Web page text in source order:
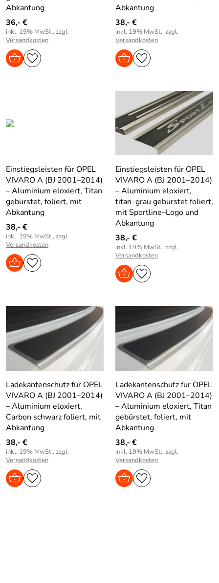
Abkantung
36,- €
inkl. 19% MwSt., zzgl.
Versandkosten
Abkantung
38,- €
inkl. 19% MwSt., zzgl.
Versandkosten
Einstiegsleisten für OPEL
VIVARO A (BJ 2001–2014)
– Aluminium eloxiert, Titan
gebürstet, foliert, mit
Abkantung
38,- €
inkl. 19% MwSt., zzgl.
Versandkosten
Einstiegsleisten für OPEL
VIVARO A (BJ 2001–2014)
– Aluminium eloxiert,
titan–grau gebürstet foliert,
mit Sportline–Logo und
Abkantung
38,- €
inkl. 19% MwSt., zzgl.
Versandkosten
Ladekantenschutz für OPEL
VIVARO A (BJ 2001–2014)
– Aluminium eloxiert,
Carbon schwarz foliert, mit
Abkantung
38,- €
inkl. 19% MwSt., zzgl.
Versandkosten
Ladekantenschutz für OPEL
VIVARO A (BJ 2001–2014)
– Aluminium eloxiert, Titan
gebürstet, foliert, mit
Abkantung
38,- €
inkl. 19% MwSt., zzgl.
Versandkosten